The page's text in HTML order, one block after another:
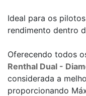
Ideal para os
rendimento dentro
Oferecendo todos
Renthal Dual -
considerada a
proporcionando